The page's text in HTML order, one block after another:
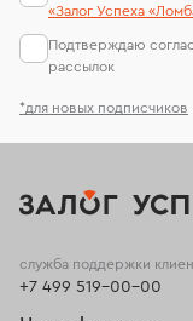
*для новых подписчиков
«Залог Успеха
Подтверждаю
рассылок
служба поддержки
+7 499 519-00-00